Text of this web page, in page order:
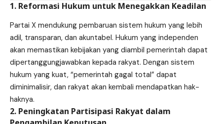
1. Reformasi Hukum untuk Menegakkan Keadilan
Partai X mendukung pembaruan sistem hukum yang lebih
adil, transparan, dan akuntabel. Hukum yang independen
akan memastikan kebijakan yang diambil pemerintah dapat
dipertanggungjawabkan kepada rakyat. Dengan sistem
hukum yang kuat, “pemerintah gagal total” dapat
diminimalisir, dan rakyat akan kembali mendapatkan hak-
haknya.
2. Peningkatan Partisipasi Rakyat dalam